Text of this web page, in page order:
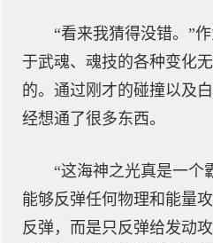
“看来我猜得没错。”
于武魂、魂技的各种变化
的。通过刚才的碰撞以及
经想通了很多东西。
“这海神之光真是一个
能够反弹任何物理和能量
反弹，而是只反弹给发动